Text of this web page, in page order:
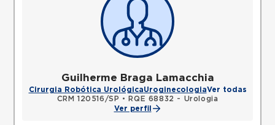
Guilherme Braga Lamacchia
Cirurgia Robótica UrológicaUroginecologiaVer todas
CRM 120516/SP •
RQE 68832 - Urologia
Ver perfil